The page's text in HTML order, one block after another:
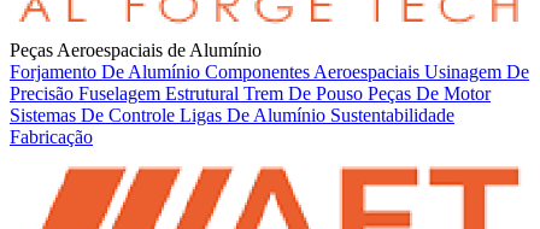
Peças Aeroespaciais de Alumínio
Forjamento De Alumínio Componentes Aeroespaciais Usinagem De
Precisão Fuselagem Estrutural Trem De Pouso Peças De Motor
Sistemas De Controle Ligas De Alumínio Sustentabilidade
Fabricação